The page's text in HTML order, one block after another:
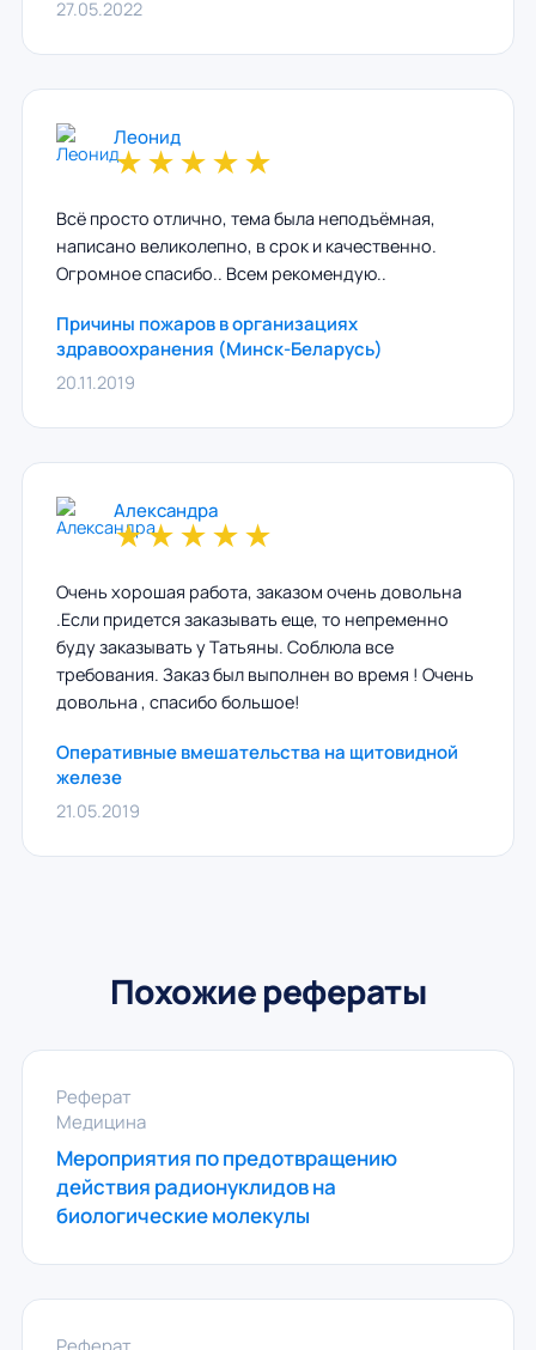
27.05.2022
Леонид
★★★★★
Всё просто отлично, тема была неподъёмная,
написано великолепно, в срок и качественно.
Огромное спасибо.. Всем рекомендую..
Причины пожаров в организациях
здравоохранения (Минск-Беларусь)
20.11.2019
Александра
★★★★★
Очень хорошая работа, заказом очень довольна
.Если придется заказывать еще, то непременно
буду заказывать у Татьяны. Соблюла все
требования. Заказ был выполнен во время ! Очень
довольна , спасибо большое!
Оперативные вмешательства на щитовидной
железе
21.05.2019
Похожие рефераты
Реферат
Медицина
Мероприятия по предотвращению
действия радионуклидов на
биологические молекулы